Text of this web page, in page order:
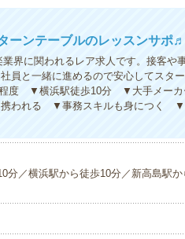
ーンテーブルのレッスンサポ♬
界に関われるレア求人です。接客や
員と一緒に進めるので安心してスタ
度 ▼横浜駅徒歩10分 ▼大手メー
われる ▼事務スキルも身につく ▼
分／横浜駅から徒歩10分／新高島駅か